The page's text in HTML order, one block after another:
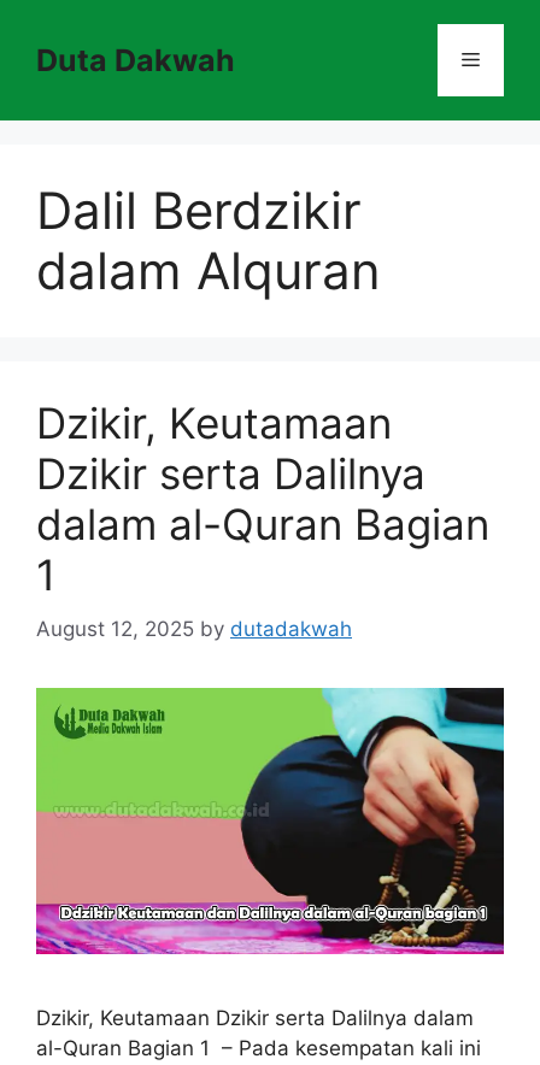
contentDuta Dakwah Menu
Dalil Berdzikir
dalam Alquran
Dzikir, Keutamaan
Dzikir serta Dalilnya
dalam al-Quran Bagian
1
August 12, 2025 by dutadakwah
Dzikir, Keutamaan Dzikir serta Dalilnya dalam
al-Quran Bagian 1 – Pada kesempatan kali ini